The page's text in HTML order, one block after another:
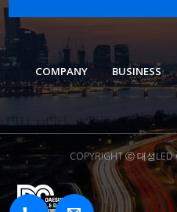
COMPANY BUSINESS
COPYRIGHT ⓒ 대성